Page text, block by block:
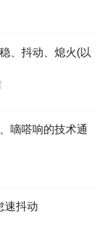
、抖动、熄火(以
嘀嗒响的技术通
速抖动